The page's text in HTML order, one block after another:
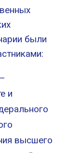
были
и
высшего